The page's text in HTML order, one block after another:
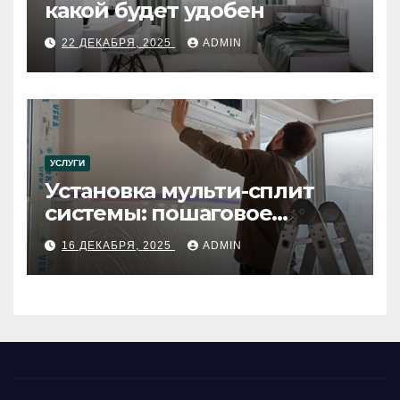
какой будет удобен
22 ДЕКАБРЯ, 2025 ADMIN
УСЛУГИ
Установка мульти-сплит
системы: пошаговое
руководство
16 ДЕКАБРЯ, 2025 ADMIN